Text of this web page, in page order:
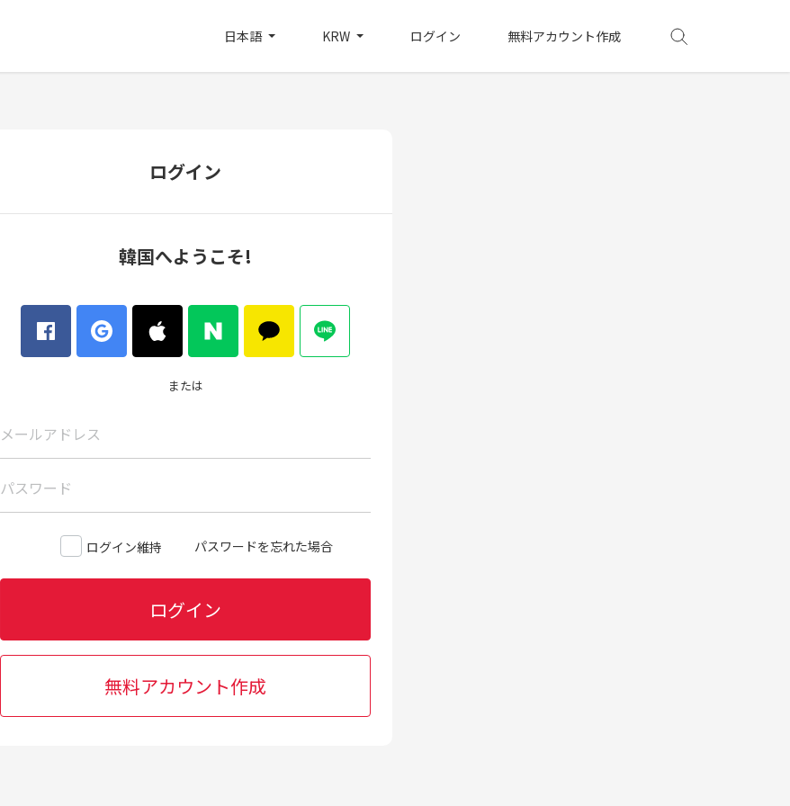
日本語 KRW ログイン 無料アカウント作成
ログイン
韓国へようこそ!
または
メールアドレス
パスワード
ログイン維持 パスワードを忘れた場合
ログイン
無料アカウント作成